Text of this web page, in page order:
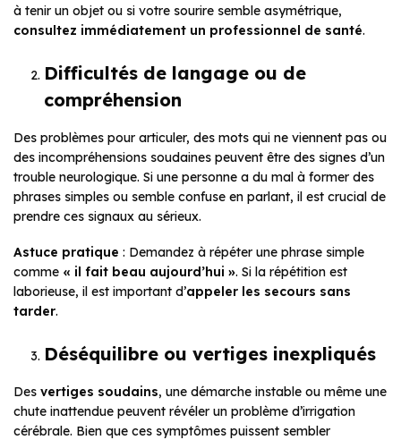
à tenir un objet ou si votre sourire semble asymétrique,
consultez immédiatement un professionnel de santé.
Difficultés de langage ou de
compréhension
Des problèmes pour articuler, des mots qui ne viennent pas ou
des incompréhensions soudaines peuvent être des signes d’un
trouble neurologique. Si une personne a du mal à former des
phrases simples ou semble confuse en parlant, il est crucial de
prendre ces signaux au sérieux.
Astuce pratique : Demandez à répéter une phrase simple
comme « il fait beau aujourd’hui ». Si la répétition est
laborieuse, il est important d’appeler les secours sans
tarder.
Déséquilibre ou vertiges inexpliqués
Des vertiges soudains, une démarche instable ou même une
chute inattendue peuvent révéler un problème d’irrigation
cérébrale. Bien que ces symptômes puissent sembler